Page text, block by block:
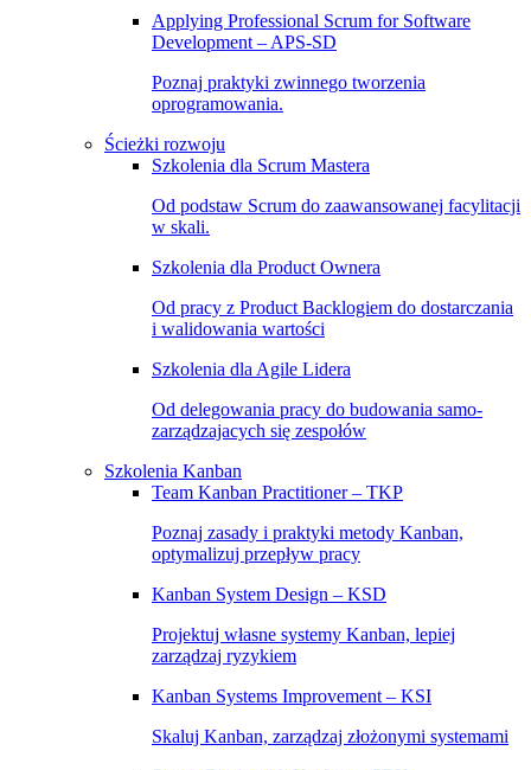
Applying Professional Scrum for Software
Development – APS-SD
Poznaj praktyki zwinnego tworzenia
oprogramowania.
Ścieżki rozwoju
Szkolenia dla Scrum Mastera
Od podstaw Scrum do zaawansowanej facylitacji
w skali.
Szkolenia dla Product Ownera
Od pracy z Product Backlogiem do dostarczania
i walidowania wartości
Szkolenia dla Agile Lidera
Od delegowania pracy do budowania samo-
zarządzajacych się zespołów
Szkolenia Kanban
Team Kanban Practitioner – TKP
Poznaj zasady i praktyki metody Kanban,
optymalizuj przepływ pracy
Kanban System Design – KSD
Projektuj własne systemy Kanban, lepiej
zarządzaj ryzykiem
Kanban Systems Improvement – KSI
Skaluj Kanban, zarządzaj złożonymi systemami